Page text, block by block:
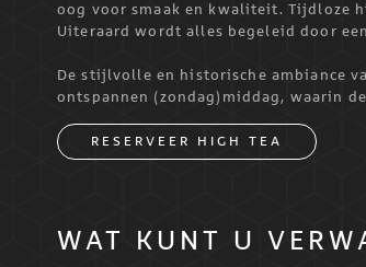
oog voor smaak en kwaliteit. Tijdloze
Uiteraard wordt alles begeleid door
De stijlvolle en historische ambiance
ontspannen (zondag)middag, waarin
RESERVEER HIGH TEA
WAT KUNT U